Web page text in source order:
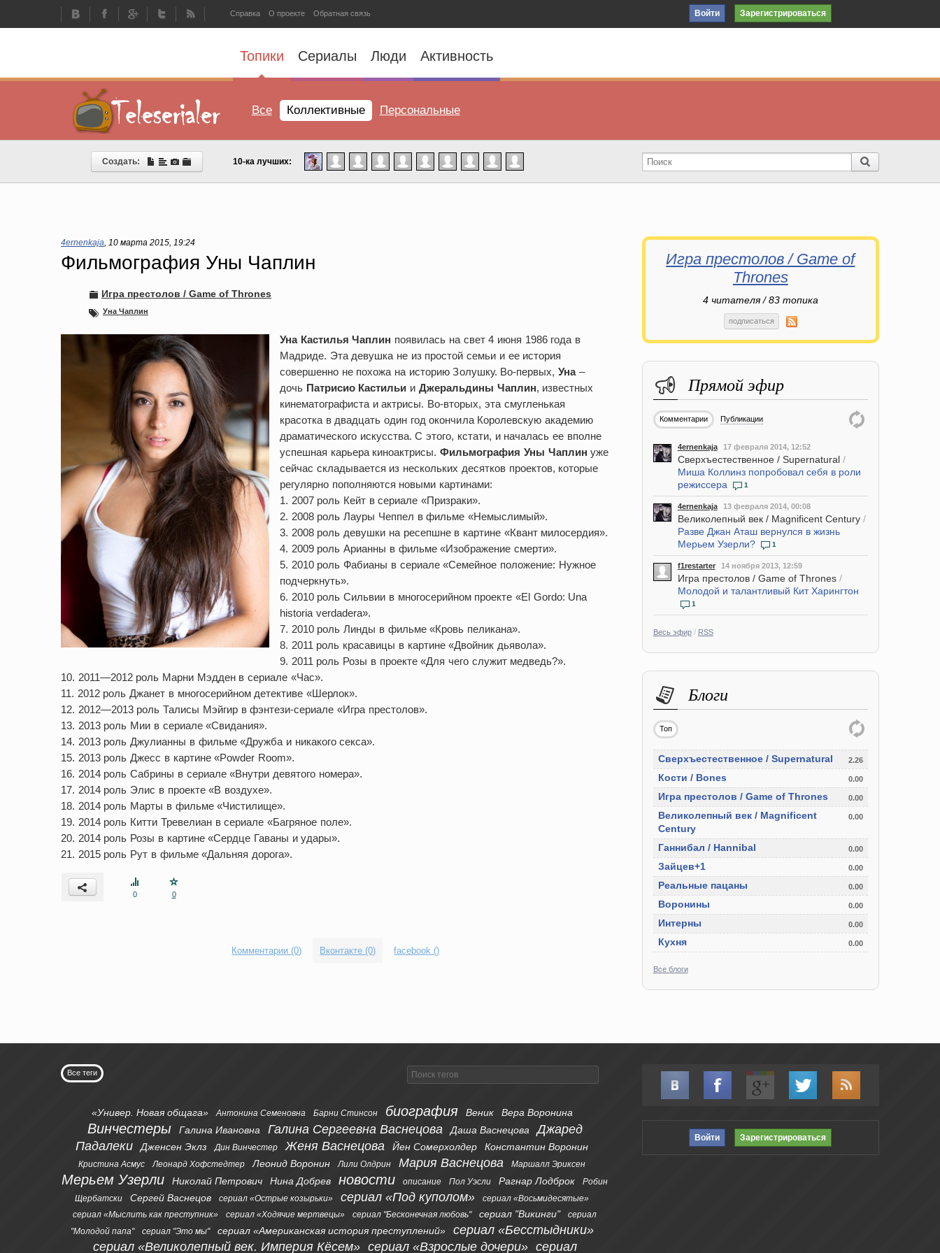
Справка О проекте Обратная связь Войти Зарегистрироваться
Топики Сериалы Люди Активность
Все Коллективные Персональные
Создать: 10-ка лучших:
Игра престолов / Game of
Thrones
4читателя / 83 топика
подписаться
Прямой эфир
Комментарии Публикации
4ernenkaja 17 февраля 2014, 12:52
Сверхъестественное / Supernatural/
Миша Коллинз попробовал себя в роли
режиссера
1
4ernenkaja 13 февраля 2014, 00:08
Великолепный век / Magnificent Century/
Разве Джан Аташ вернулся в жизнь
Мерьем Узерли?
1
f1restarter 14 ноября 2013, 12:59
Игра престолов / Game of Thrones/
Молодой и талантливый Кит Харингтон
1
Весь эфир/ RSS
Блоги
Топ
Сверхъестественное / Supernatural 2.26
Кости / Bones 0.00
Игра престолов / Game of Thrones 0.00
Великолепный век / Magnificent
Century
0.00
Ганнибал / Hannibal 0.00
Зайцев+1 0.00
Реальные пацаны 0.00
Воронины 0.00
Интерны 0.00
Кухня 0.00
Все блоги
4ernenkaja, 10 марта 2015, 19:24
Фильмография Уны Чаплин
Игра престолов / Game of Thrones
Уна Чаплин
Уна Кастилья Чаплин появилась на свет 4 июня 1986 года в
Мадриде. Эта девушка не из простой семьи и ее история
совершенно не похожа на историю Золушку. Во-первых, Уна–
дочь Патрисио Кастильи и Джеральдины Чаплин, известных
кинематографиста и актрисы. Во-вторых, эта смугленькая
красотка в двадцать один год окончила Королевскую академию
драматического искусства. С этого, кстати, и началась ее вполне
успешная карьера киноактрисы.Фильмография Уны Чаплин уже
сейчас складывается из нескольких десятков проектов, которые
регулярно пополняются новыми картинами:
1. 2007 роль Кейт в сериале «Призраки».
2. 2008 роль Лауры Чеппел в фильме «Немыслимый».
3. 2008 роль девушки на ресепшне в картине «Квант милосердия».
4. 2009 роль Арианны в фильме «Изображение смерти».
5. 2010 роль Фабианы в сериале «Семейное положение: Нужное
подчеркнуть».
6. 2010 роль Сильвии в многосерийном проекте «El Gordo: Una
historia verdadera».
7. 2010 роль Линды в фильме «Кровь пеликана».
8. 2011 роль красавицы в картине «Двойник дьявола».
9. 2011 роль Розы в проекте «Для чего служит медведь?».
10. 2011—2012 роль Марни Мэдден в сериале «Час».
11. 2012 роль Джанет в многосерийном детективе «Шерлок».
12. 2012—2013 роль Талисы Мэйгир в фэнтези-сериале «Игра престолов».
13. 2013 роль Мии в сериале «Свидания».
14. 2013 роль Джулианны в фильме «Дружба и никакого секса».
15. 2013 роль Джесс в картине «Powder Room».
16. 2014 роль Сабрины в сериале «Внутри девятого номера».
17. 2014 роль Элис в проекте «В воздухе».
18. 2014 роль Марты в фильме «Чистилище».
19. 2014 роль Китти Тревелиан в сериале «Багряное поле».
20. 2014 роль Розы в картине «Сердце Гаваны и удары».
21. 2015 роль Рут в фильме «Дальняя дорога».
0 0
Комментарии (0) Вконтакте (0) facebook ()
Войти Зарегистрироваться
Все теги
«Универ. Новая общага» Антонина Семеновна Барни Стинсон биография Веник Вера Воронина
Винчестеры Галина Ивановна Галина Сергеевна Васнецова Даша Васнецова
Джаред
Падалеки
Дженсен Эклз Дин Винчестер Женя Васнецова Йен Сомерхолдер Константин Воронин
Кристина Асмус Леонард Хофстедтер Леонид Воронин Лили Олдрин Мария Васнецова Маршалл Эриксен
Мерьем Узерли Николай Петрович Нина Добрев новости описание Пол Уэсли Рагнар Лодброк
Робин
Щербатски
Сергей Васнецов сериал «Острые козырьки» сериал «Под куполом»
сериал «Восьмидесятые»
сериал «Мыслить как преступник»
сериал «Ходячие мертвецы» сериал "Бесконечная любовь" сериал "Викинги"
сериал
"Молодой папа"
сериал "Это мы" сериал «Американская история преступлений»
сериал «Бесстыдники»
сериал «Великолепный век. Империя Кёсем» сериал «Взрослые дочери» сериал